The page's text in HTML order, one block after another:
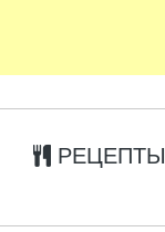
РЕЦЕПТЫ